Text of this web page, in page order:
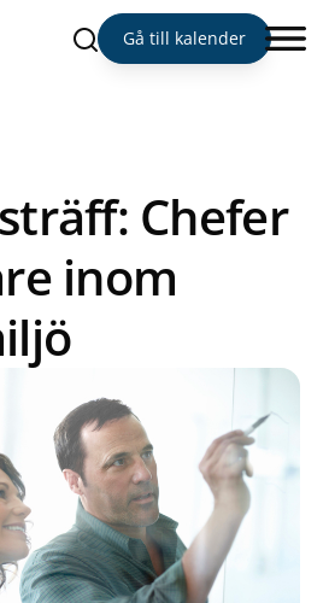
Sök Gå till kalender
Chefer
inom